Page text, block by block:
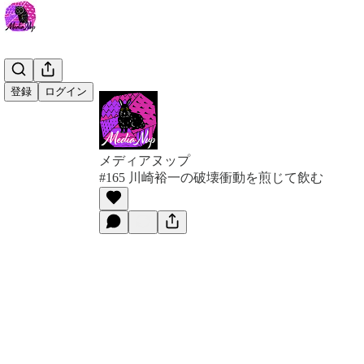
登録 ログイン
メディアヌップ
#165 川崎裕一の破壊衝動を煎じて飲む